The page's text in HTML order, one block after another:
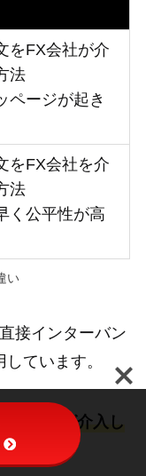
をFX会社が介
法
ページが起き
をFX会社を介
法
く公平性が高
い
接インターバン
ています。
FX会社が介入し
す。